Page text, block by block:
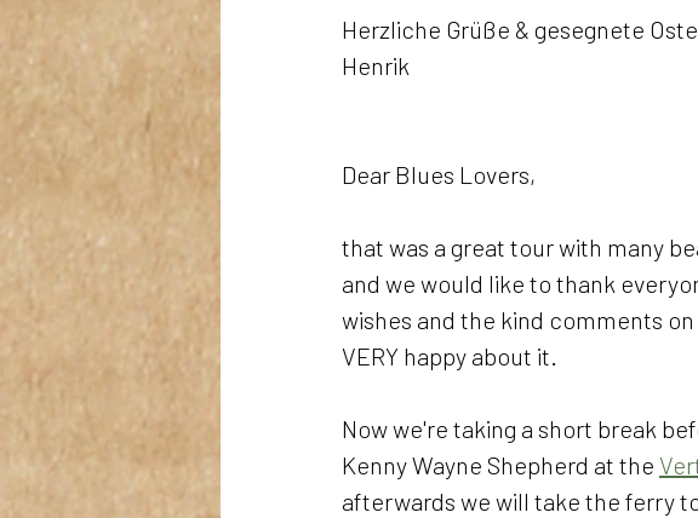
Herzliche Grüße & gesegnete
Henrik
Dear Blues Lovers,
that was a great tour with many
and we would like to thank
wishes and the kind comments
VERY happy about it.
Now we're taking a short break
Kenny Wayne Shepherd at the
afterwards we will take the ferry